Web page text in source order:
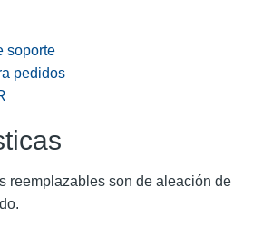
soporte
pedidos
reemplazables son de aleación de